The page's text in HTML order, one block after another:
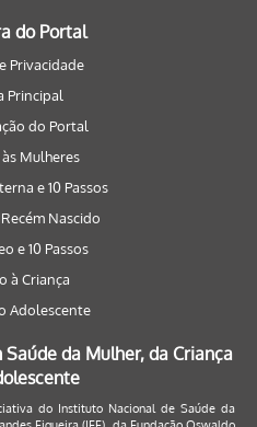
do Portal
Privacidade
Principal
do Portal
Mulheres
e 10 Passos
Nascido
e 10 Passos
à Criança
Adolescente
da Mulher, da Criança
do Instituto Nacional de Saúde da